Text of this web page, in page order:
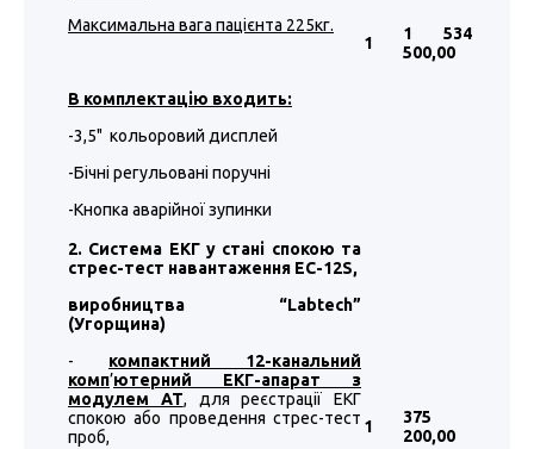
Максимальна вага пацієнта 225кг.
В комплектацію входить:
-3,5" кольоровий дисплей
-Бічні регульовані поручні
-Кнопка аварійної зупинки
1
1 534
500,00
2. Система ЕКГ у стані спокою та
стрес-тест навантаження EC-12S,
виробництва “Labtech”
(Угорщина)
- компактний 12-канальний
комп’ютерний ЕКГ-апарат з
модулем АТ, для реєстрації ЕКГ
спокою або проведення стрес-тест
проб,
1
375
200,00